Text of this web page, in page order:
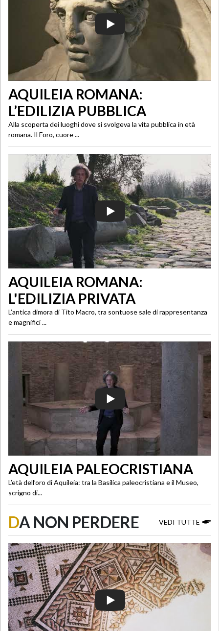
AQUILEIA ROMANA:
L’EDILIZIA PUBBLICA
Alla scoperta dei luoghi dove si svolgeva la vita pubblica in età
romana. Il Foro, cuore ...
AQUILEIA ROMANA:
L'EDILIZIA PRIVATA
L’antica dimora di Tito Macro, tra sontuose sale di rappresentanza
e magnifici ...
AQUILEIA PALEOCRISTIANA
L’età dell’oro di Aquileia: tra la Basilica paleocristiana e il Museo,
scrigno di...
DA NON PERDERE VEDI TUTTE